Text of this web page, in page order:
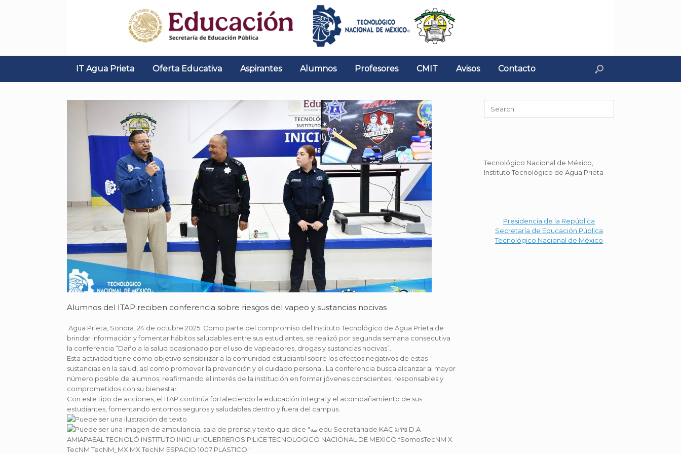
IT Agua Prieta Oferta Educativa Aspirantes Alumnos Profesores CMIT Avisos Contacto
Alumnos del ITAP reciben conferencia sobre riesgos del vapeo y sustancias nocivas
Agua Prieta, Sonora. 24 de octubre 2025. Como parte del compromiso del Instituto Tecnológico de Agua Prieta de
brindar información y fomentar hábitos saludables entre sus estudiantes, se realizó por segunda semana consecutiva
la conferencia “Daño a la salud ocasionado por el uso de vapeadores, drogas y sustancias nocivas”.
Esta actividad tiene como objetivo sensibilizar a la comunidad estudiantil sobre los efectos negativos de estas
sustancias en la salud, así como promover la prevención y el cuidado personal. La conferencia busca alcanzar al mayor
número posible de alumnos, reafirmando el interés de la institución en formar jóvenes conscientes, responsables y
comprometidos con su bienestar.
Con este tipo de acciones, el ITAP continúa fortaleciendo la educación integral y el acompañamiento de sus
estudiantes, fomentando entornos seguros y saludables dentro y fuera del campus.
for:
Tecnológico Nacional de México,
Instituto Tecnológico de Agua Prieta
Presidencia de la República
Secretaría de Educación Pública
Tecnológico Nacional de México